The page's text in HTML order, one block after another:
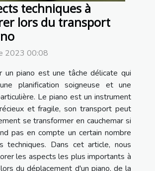
techniques à
lors du transport
2023 00:08
un piano est une tâche délicate qui
planification soigneuse et une
Le piano est un instrument
et fragile, son transport peut
se transformer en cauchemar si
pas en compte un certain nombre
techniques. Dans cet article, nous
les aspects les plus importants à
du déplacement d'un piano, de la